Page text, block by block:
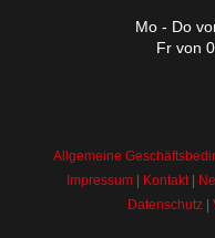
Mo - Do
Fr von
Allgemeine
Impressum| Kontakt|
Datenschutz|